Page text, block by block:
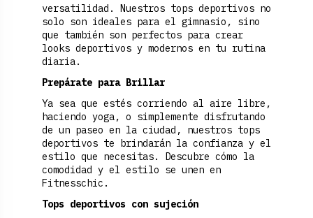
versatilidad. Nuestros tops deportivos no
solo son ideales para el gimnasio, sino
que también son perfectos para crear
looks deportivos y modernos en tu rutina
diaria.
Prepárate para Brillar
Ya sea que estés corriendo al aire libre,
haciendo yoga, o simplemente disfrutando
de un paseo en la ciudad, nuestros tops
deportivos te brindarán la confianza y el
estilo que necesitas. Descubre cómo la
comodidad y el estilo se unen en
Fitnesschic.
Tops deportivos con sujeción